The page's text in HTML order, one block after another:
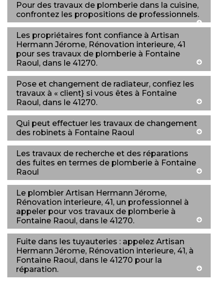
Pour des travaux de plomberie dans la cuisine,
confrontez les propositions de professionnels.
Les propriétaires font confiance à Artisan
Hermann Jérome, Rénovation interieure, 41
pour ses travaux de plomberie à Fontaine
Raoul, dans le 41270.
Pose et changement de radiateur, confiez les
travaux à « client} si vous êtes à Fontaine
Raoul, dans le 41270.
Qui peut effectuer les travaux de changement
des robinets à Fontaine Raoul
Les travaux de recherche et des réparations
des fuites en termes de plomberie à Fontaine
Raoul
Le plombier Artisan Hermann Jérome,
Rénovation interieure, 41, un professionnel à
appeler pour vos travaux de plomberie à
Fontaine Raoul, dans le 41270.
Fuite dans les tuyauteries : appelez Artisan
Hermann Jérome, Rénovation interieure, 41, à
Fontaine Raoul, dans le 41270 pour la
réparation.